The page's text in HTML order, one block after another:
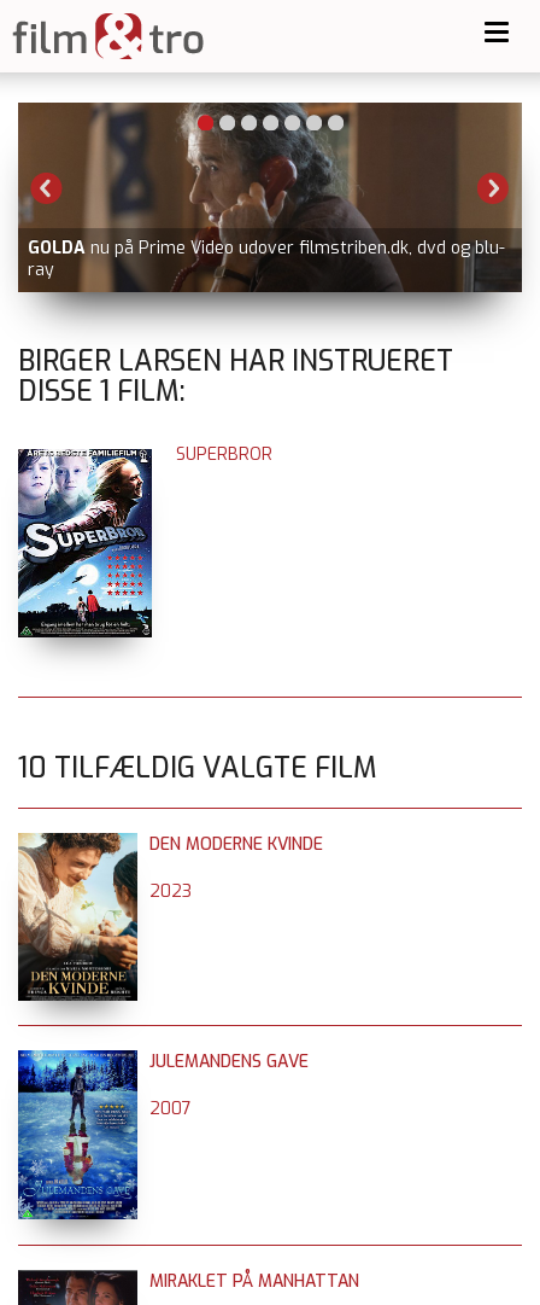
GOLDA nu på Prime Video udover filmstriben.dk, dvd og blu-
ray
BIRGER LARSEN HAR INSTRUERET
DISSE 1 FILM:
SUPERBROR
10 TILFÆLDIG VALGTE FILM
DEN MODERNE KVINDE
2023
JULEMANDENS GAVE
2007
MIRAKLET PÅ MANHATTAN